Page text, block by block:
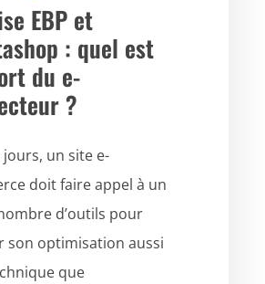
EBP et
: quel est
du e-
?
jours, un site e-
doit faire appel à un
d’outils pour
son optimisation aussi
que